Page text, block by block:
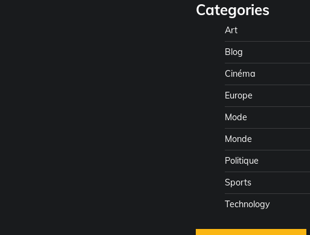
Categories
Art
Blog
Cinéma
Europe
Mode
Monde
Politique
Sports
Technology